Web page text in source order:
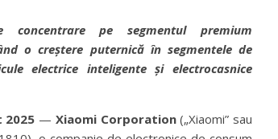
concentrare pe segmentul premium
o creștere puternică în segmentele de
electrice inteligente și electrocasnice
2025 — Xiaomi Corporation(„Xiaomi” sau